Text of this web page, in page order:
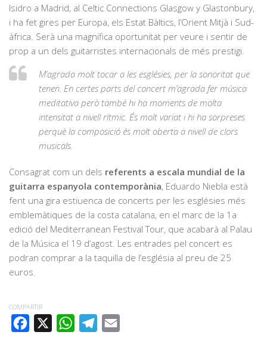
Isidro a Madrid, al Celtic Connections Glasgow y Glastonbury,
i ha fet gires per Europa, els Estat Bàltics, l’Orient Mitjà i Sud-
àfrica. Serà una magnífica oportunitat per veure i sentir de
prop a un dels guitarristes internacionals de més prestigi.
M’agrada molt tocar a les esglésies, per la sonoritat que
tenen. En certes parts del concert m’agrada fer música
meditativa però també hi ha moments de molta
intensitat a nivell rítmic. És molt variat i hi ha sorpreses
perquè la composició és molt oberta a nivell de clors
musicals.
Consagrat com un dels referents a escala mundial de la
guitarra espanyola contemporània, Eduardo Niebla està
fent una gira estiuenca de concerts per les esglésies més
emblemàtiques de la costa catalana, en el marc de la 1a
edició del Mediterranean Festival Tour, que acabarà al Palau
de la Música el 19 d’agost. Les entrades pel concert es
podran comprar a la taquilla de l’església al preu de 25
euros.
COMPARTIR
FACEBOOK
WHATSAPPTELEGRAM